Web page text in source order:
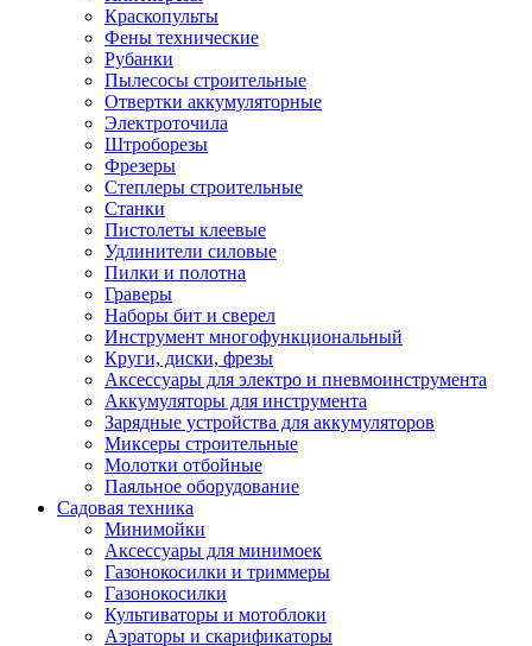
Модуляторы fm
Аксессуары
Электроника
Видеорегистраторы
Радар-детекторы
Парковочные радары
Навигаторы и аксессуары
Навигаторы
Камеры заднего вида
Автомобильные антенны
Сигнализации автомобильные
Телевизоры и мониторы автомобильные
Аксессуары
Автолампы
Автомобильные провода, кабели,
Автомобильный инструмент
Автохимия
Аккумуляторы, зарядные устройства,
Домкраты
Компрессоры и манометры
Разветвители и адаптеры прикуривателя
Термохолодильники
Шумоизоляция
Щетки стеклоочистителей
Прочие аксессуары для автомобилей
Велосипеды и самокаты
Краскопульты
Фены технические
Рубанки
Пылесосы строительные
Отвертки аккумуляторные
Электроточила
Штроборезы
Фрезеры
Степлеры строительные
Станки
Пистолеты клеевые
Удлинители силовые
Пилки и полотна
Граверы
Наборы бит и сверел
Инструмент многофункциональный
Круги, диски, фрезы
Аксессуары для электро и пневмоинструмента
Аккумуляторы для инструмента
Зарядные устройства для аккумуляторов
Миксеры строительные
Молотки отбойные
Паяльное оборудование
Садовая техника
Минимойки
Аксессуары для минимоек
Газонокосилки и триммеры
Газонокосилки
Культиваторы и мотоблоки
Аэраторы и скарификаторы